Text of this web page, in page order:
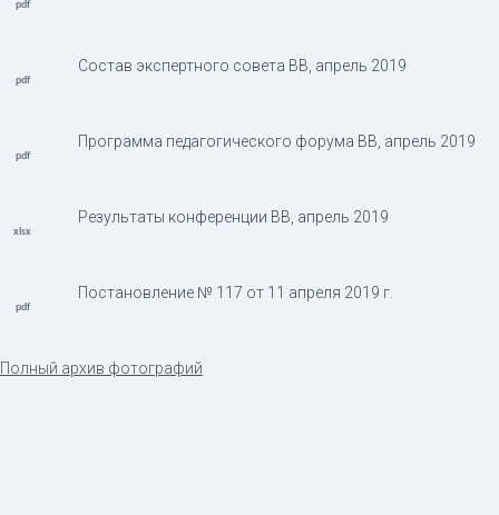
Состав экспертного совета ВВ, апрель 2019
Программа педагогического форума ВВ, апрель 2019
Результаты конференции ВВ, апрель 2019
Постановление № 117 от 11 апреля 2019 г.
Полный архив фотографий